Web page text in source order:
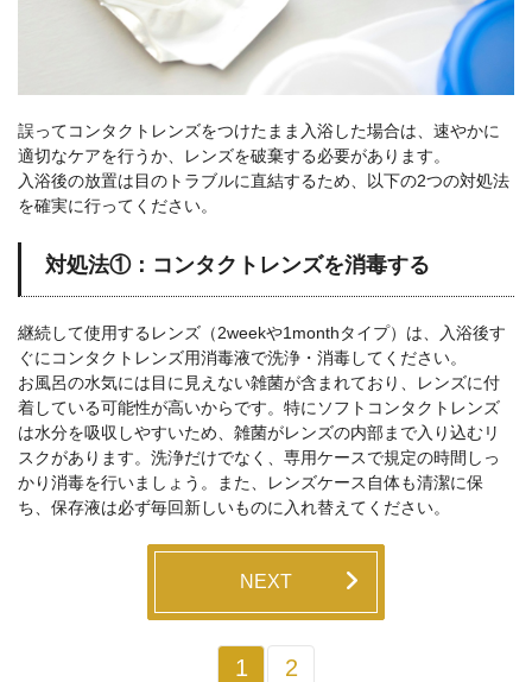
誤ってコンタクトレンズをつけたまま入浴した場合は、速やかに
適切なケアを行うか、レンズを破棄する必要があります。
入浴後の放置は目のトラブルに直結するため、以下の2つの対処法
を確実に行ってください。
対処法①：コンタクトレンズを消毒する
継続して使用するレンズ（2weekや1monthタイプ）は、入浴後す
ぐにコンタクトレンズ用消毒液で洗浄・消毒してください。
お風呂の水気には目に見えない雑菌が含まれており、レンズに付
着している可能性が高いからです。特にソフトコンタクトレンズ
は水分を吸収しやすいため、雑菌がレンズの内部まで入り込むリ
スクがあります。洗浄だけでなく、専用ケースで規定の時間しっ
かり消毒を行いましょう。また、レンズケース自体も清潔に保
ち、保存液は必ず毎回新しいものに入れ替えてください。
NEXT
1 2